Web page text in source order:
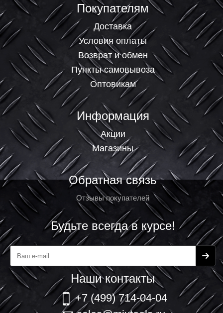
Покупателям
Доставка
Условия оплаты
Возврат и обмен
Пункты самовывоза
Оптовикам
Информация
Акции
Магазины
Обратная связь
Отзывы покупателей
Будьте всегда в курсе!
Наши контакты
+7 (499) 714-04-04